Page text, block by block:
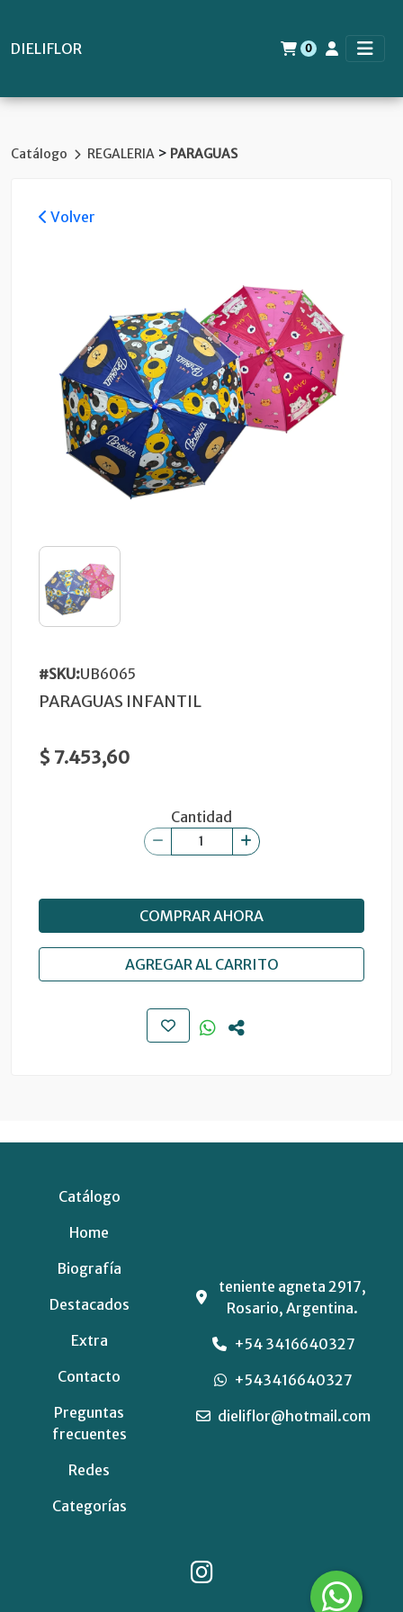
DIELIFLOR 0
Catálogo REGALERIA > PARAGUAS
Volver
#SKU:UB6065
PARAGUAS INFANTIL
$ 7.453,60
Cantidad
COMPRAR AHORA
AGREGAR AL CARRITO
Catálogo
Home
Biografía
Destacados
Extra
Contacto
Preguntas
frecuentes
Redes
Categorías
teniente agneta 2917,
Rosario, Argentina.
+54 3416640327
+543416640327
dieliflor@hotmail.com